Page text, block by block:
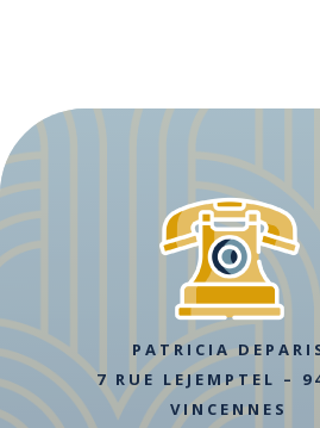
PATRICIA
7 RUE LEJEMPTEL –
VINCENNES